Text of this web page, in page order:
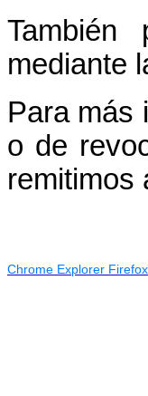
También
mediante
Para más
o de
remitimos
Chrome Explorer Firefox